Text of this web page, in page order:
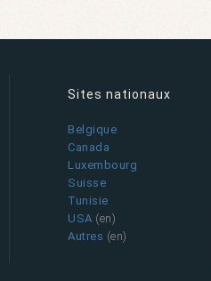
Sites nationaux
Belgique
Canada
Luxembourg
Suisse
Tunisie
USA (en)
Autres (en)